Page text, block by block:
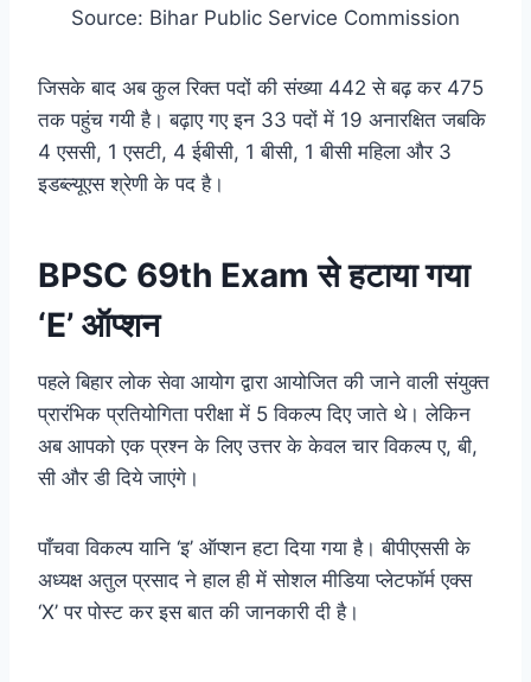
Source: Bihar Public Service Commission
जिसके बाद अब कुल रिक्त पदों की संख्या 442 से बढ़ कर 475
तक पहुंच गयी है। बढ़ाए गए इन 33 पदों में 19 अनारक्षित जबकि
4 एससी, 1 एसटी, 4 ईबीसी, 1 बीसी, 1 बीसी महिला और 3
इडब्ल्यूएस श्रेणी के पद है।
BPSC 69th Exam से हटाया गया
‘E’ ऑप्शन
पहले बिहार लोक सेवा आयोग द्वारा आयोजित की जाने वाली संयुक्त
प्रारंभिक प्रतियोगिता परीक्षा में 5 विकल्प दिए जाते थे। लेकिन
अब आपको एक प्रश्न के लिए उत्तर के केवल चार विकल्प ए, बी,
सी और डी दिये जाएंगे।
पाँचवा विकल्प यानि ‘इ’ ऑप्शन हटा दिया गया है। बीपीएससी के
अध्यक्ष अतुल प्रसाद ने हाल ही में सोशल मीडिया प्लेटफॉर्म एक्स
‘X’ पर पोस्ट कर इस बात की जानकारी दी है।